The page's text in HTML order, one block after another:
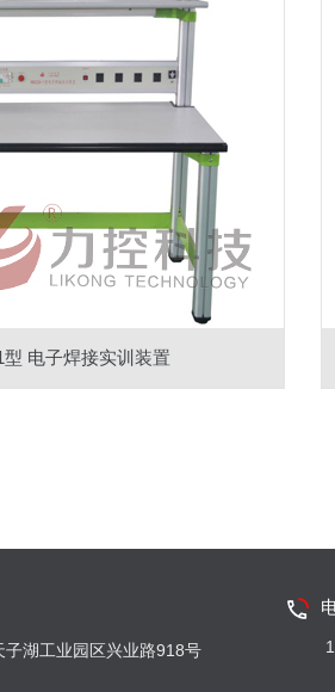
型 电子焊接实训装置
湖工业园区兴业路918号